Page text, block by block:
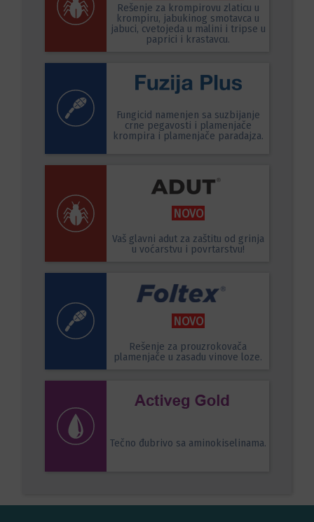
Rešenje za krompirovu zlaticu u
krompiru, jabukinog smotavca u
jabuci, cvetojeda u malini i tripse u
paprici i krastavcu.
Fungicid namenjen sa suzbijanje
crne pegavosti i plamenjače
krompira i plamenjače paradajza.
NOVO
Vaš glavni adut za zaštitu od grinja
u voćarstvu i povrtarstvu!
NOVO
Rešenje za prouzrokovača
plamenjače u zasadu vinove loze.
Tečno đubrivo sa aminokiselinama.